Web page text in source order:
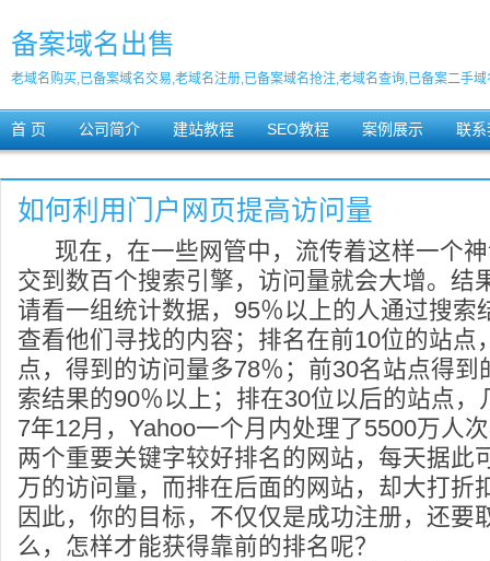
备案域名出售
老域名购买,已备案域名交易,老域名注册,已备案域名抢注,老域名查询,已备案二手
首 页 公司简介 建站教程 SEO教程 案例展示 联系
如何利用门户网页提高访问量
现在，在一些网管中，流传着这样一个
交到数百个搜索引擎，访问量就会大增。结
请看一组统计数据，95％以上的人通过搜索
查看他们寻找的内容；排名在前10位的站点
点，得到的访问量多78％；前30名站点得到
索结果的90％以上；排在30位以后的站点，
7年12月，Yahoo一个月内处理了5500万人
两个重要关键字较好排名的网站，每天据此
万的访问量，而排在后面的网站，却大打折
因此，你的目标，不仅仅是成功注册，还要
么，怎样才能获得靠前的排名呢？